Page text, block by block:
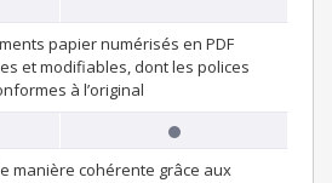
papier numérisés en PDF
et modifiables, dont les polices
à l’original
manière cohérente grâce aux